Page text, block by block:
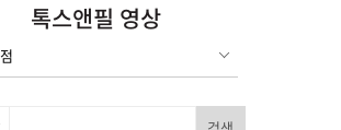
톡스앤필 영상